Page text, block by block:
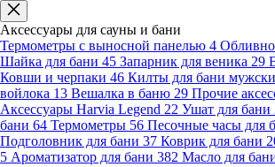
Аксессуары для сауны и бани
Термометры с выносной панелью 4
Шайка для бани 45 Запарник для веника 29
Ковши и черпаки 46 Килты для бани
войлока 13 Вешалка в баню 29 Прочие
Аксессуары Harvia Legend 22 Ушат для бани
бани 64 Термометры 56 Песочные часы для
Подголовник для бани 37 Коврик для бани
5 Ароматизатор для бани 382 Масло для